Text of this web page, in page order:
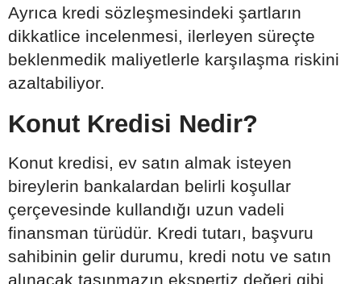
Ayrıca kredi sözleşmesindeki şartların
dikkatlice incelenmesi, ilerleyen süreçte
beklenmedik maliyetlerle karşılaşma riskini
azaltabiliyor.
Konut Kredisi Nedir?
Konut kredisi, ev satın almak isteyen
bireylerin bankalardan belirli koşullar
çerçevesinde kullandığı uzun vadeli
finansman türüdür. Kredi tutarı, başvuru
sahibinin gelir durumu, kredi notu ve satın
alınacak taşınmazın ekspertiz değeri gibi